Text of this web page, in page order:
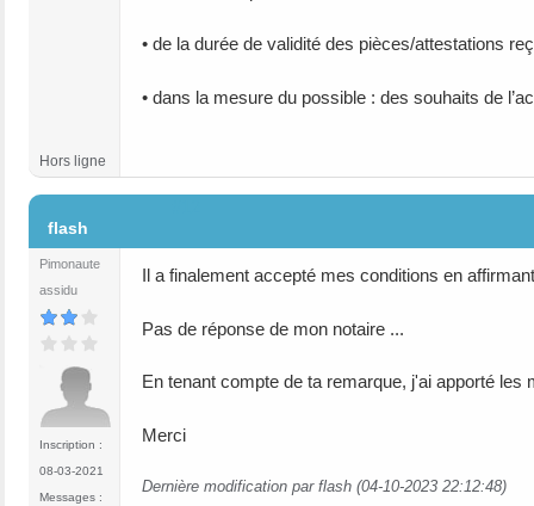
• de la durée de validité des pièces/attestations
• dans la mesure du possible : des souhaits de
Hors ligne
flash
Pimonaute
assidu
Inscription :
08-03-2021
Messages :
Il a finalement accepté mes conditions en
Pas de réponse de mon notaire ...
En tenant compte de ta remarque, j'ai apporté
Merci
Dernière modification par flash (04-10-2023 22:12:48)